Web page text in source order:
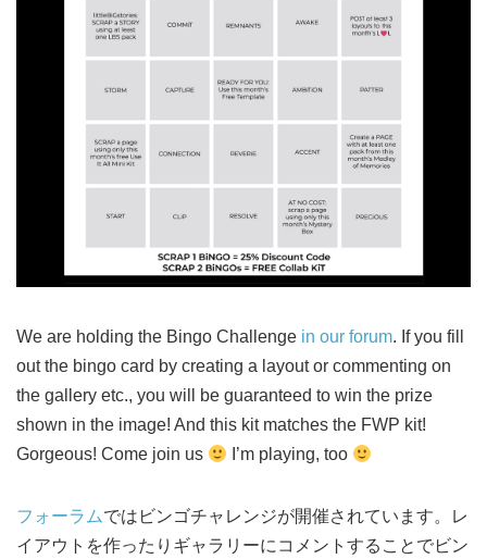
We are holding the Bingo Challenge in our forum. If you fill
out the bingo card by creating a layout or commenting on
the gallery etc., you will be guaranteed to win the prize
shown in the image! And this kit matches the FWP kit!
Gorgeous! Come join us
I’m playing, too
フォーラムではビンゴチャレンジが開催されています。レ
イアウトを作ったりギャラリーにコメントすることでビン